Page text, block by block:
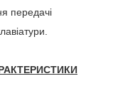
передачі